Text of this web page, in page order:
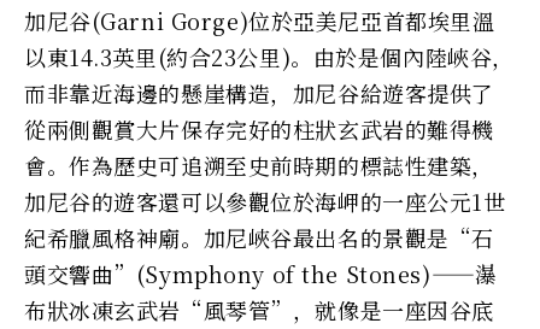
加尼谷(Garni Gorge)位於亞美尼亞首都埃里溫
以東14.3英里(約合23公里)。由於是個內陸峽谷，
而非靠近海邊的懸崖構造，加尼谷給遊客提供了
從兩側觀賞大片保存完好的柱狀玄武岩的難得機
會。作為歷史可追溯至史前時期的標誌性建築，
加尼谷的遊客還可以參觀位於海岬的一座公元1世
紀希臘風格神廟。加尼峽谷最出名的景觀是“石
頭交響曲”(Symphony of the Stones)——瀑
布狀冰凍玄武岩“風琴管”，就像是一座因谷底